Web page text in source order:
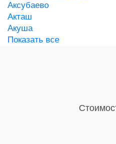
Аксубаево
Акташ
Акуша
Показать все